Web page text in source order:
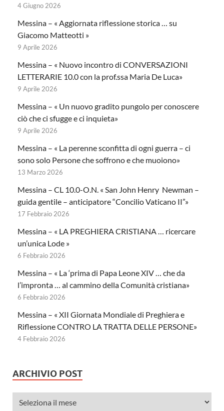
4 Giugno 2026
Messina – « Aggiornata riflessione storica … su
Giacomo Matteotti »
9 Aprile 2026
Messina – « Nuovo incontro di CONVERSAZIONI
LETTERARIE 10.0 con la prof.ssa Maria De Luca»
9 Aprile 2026
Messina – « Un nuovo gradito pungolo per conoscere
ciò che ci sfugge e ci inquieta»
9 Aprile 2026
Messina – « La perenne sconfitta di ogni guerra – ci
sono solo Persone che soffrono e che muoiono»
13 Marzo 2026
Messina – CL 10.0-O.N. « San John Henry Newman –
guida gentile – anticipatore “Concilio Vaticano II”»
17 Febbraio 2026
Messina – « LA PREGHIERA CRISTIANA … ricercare
un’unica Lode »
6 Febbraio 2026
Messina – « La ‘prima di Papa Leone XIV … che da
l’impronta … al cammino della Comunità cristiana»
6 Febbraio 2026
Messina – « XII Giornata Mondiale di Preghiera e
Riflessione CONTRO LA TRATTA DELLE PERSONE»
4 Febbraio 2026
ARCHIVIO POST